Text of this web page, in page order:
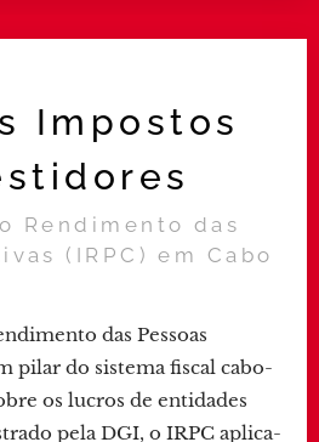
Impostos
Rendimento das
(IRPC) em Cabo
das Pessoas
pilar do sistema fiscal cabo-
os lucros de entidades
pela DGI, o IRPC aplica-